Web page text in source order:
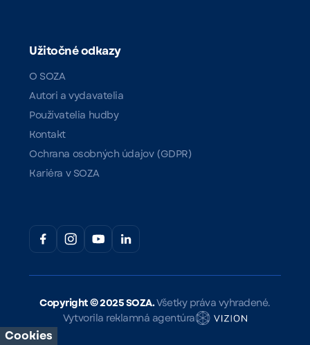
Užitočné odkazy
O SOZA
Autori a vydavatelia
Používatelia hudby
Kontakt
Ochrana osobných údajov (GDPR)
Kariéra v SOZA
Copyright ©2025 SOZA.Všetky práva vyhradené.
Vytvorila reklamná agentúra
Cookies